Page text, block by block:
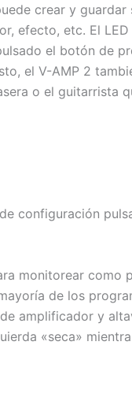
crear y
efecto, etc. El
el botón de
el V-AMP 2
o el guitarrista
configuración
monitorear como
de los
amplificador y
«seca»